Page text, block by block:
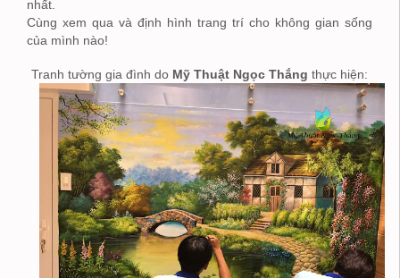
nhất.
Cùng xem qua và định hình trang trí cho không gian sống
của mình nào!
Tranh tường gia đình do Mỹ Thuật Ngọc Thắng thực hiện: